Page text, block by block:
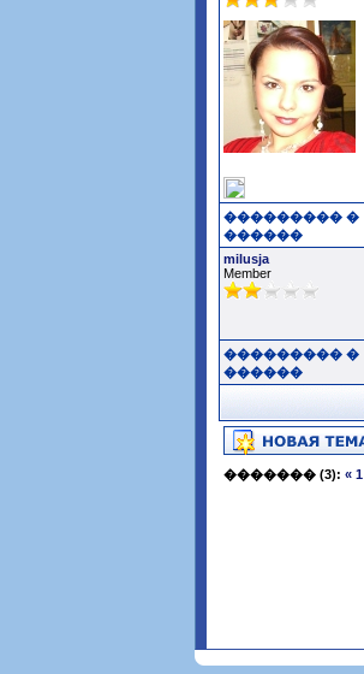
��������� �
������
milusja
Member
��������� �
������
������� (3): « 1